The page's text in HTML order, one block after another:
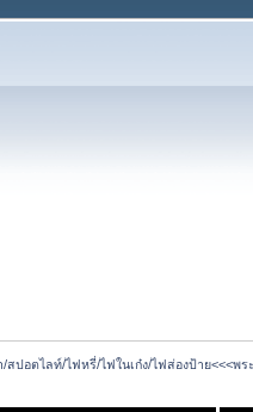
สปอตไลท์/ไฟหรี่/ไฟในเก๋ง/ไฟส่องป้าย<<<พร